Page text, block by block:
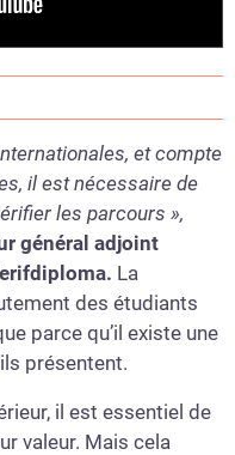
et compte
il est nécessaire de
les parcours »,
général adjoint
La
des étudiants
parce qu’il existe une
présentent.
il est essentiel de
valeur. Mais cela